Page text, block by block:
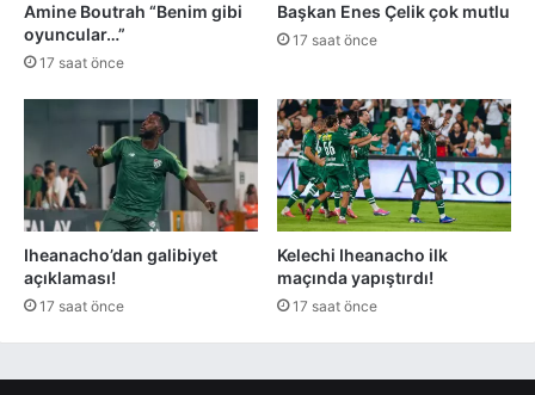
Amine Boutrah “Benim gibi
oyuncular…”
17 saat önce
Başkan Enes Çelik çok mutlu
17 saat önce
Iheanacho’dan galibiyet
açıklaması!
17 saat önce
Kelechi Iheanacho ilk
maçında yapıştırdı!
17 saat önce